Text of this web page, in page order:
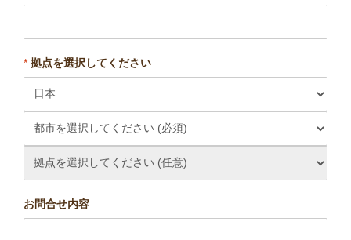
* 拠点を選択してください
お問合せ内容